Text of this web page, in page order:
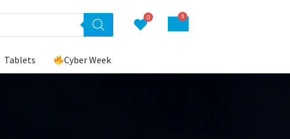
0 0
Tablets Cyber Week